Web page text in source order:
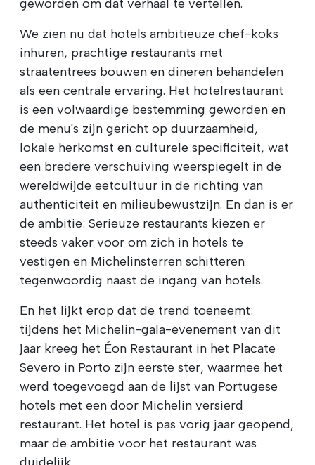
geworden om dat verhaal te vertellen.
We zien nu dat hotels ambitieuze chef-koks
inhuren, prachtige restaurants met
straatentrees bouwen en dineren behandelen
als een centrale ervaring. Het hotelrestaurant
is een volwaardige bestemming geworden en
de menu's zijn gericht op duurzaamheid,
lokale herkomst en culturele specificiteit, wat
een bredere verschuiving weerspiegelt in de
wereldwijde eetcultuur in de richting van
authenticiteit en milieubewustzijn. En dan is er
de ambitie: Serieuze restaurants kiezen er
steeds vaker voor om zich in hotels te
vestigen en Michelinsterren schitteren
tegenwoordig naast de ingang van hotels.
En het lijkt erop dat de trend toeneemt:
tijdens het Michelin-gala-evenement van dit
jaar kreeg het Éon Restaurant in het Placate
Severo in Porto zijn eerste ster, waarmee het
werd toegevoegd aan de lijst van Portugese
hotels met een door Michelin versierd
restaurant. Het hotel is pas vorig jaar geopend,
maar de ambitie voor het restaurant was